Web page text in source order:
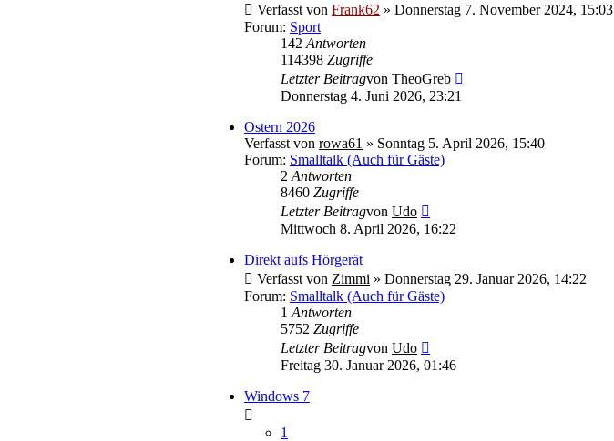
Verfasst von Frank62 » Donnerstag 7. November 2024, 15:03
Forum: Sport
142 Antworten
114398 Zugriffe
Letzter Beitragvon TheoGreb
Donnerstag 4. Juni 2026, 23:21
Ostern 2026
Verfasst von rowa61 » Sonntag 5. April 2026, 15:40
Forum: Smalltalk (Auch für Gäste)
2 Antworten
8460 Zugriffe
Letzter Beitragvon Udo
Beitrag
Mittwoch 8. April 2026, 16:22
Direkt aufs Hörgerät
Verfasst von Zimmi » Donnerstag 29. Januar 2026, 14:22
Forum: Smalltalk (Auch für Gäste)
1 Antworten
5752 Zugriffe
Letzter Beitragvon Udo
Beitrag
Freitag 30. Januar 2026, 01:46
Windows 7
1